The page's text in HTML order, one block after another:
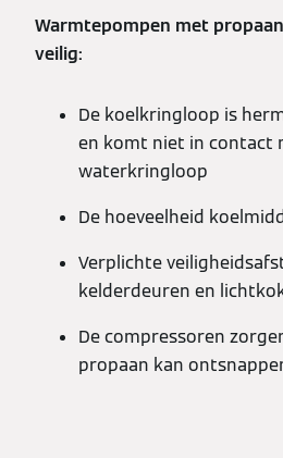
Warmtepompen met
veilig:
De koelkringloop is
en komt niet in contact
waterkringloop
De hoeveelheid
Verplichte
kelderdeuren en
De compressoren
propaan kan